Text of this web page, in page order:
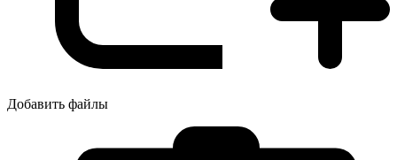
Добавить файлы